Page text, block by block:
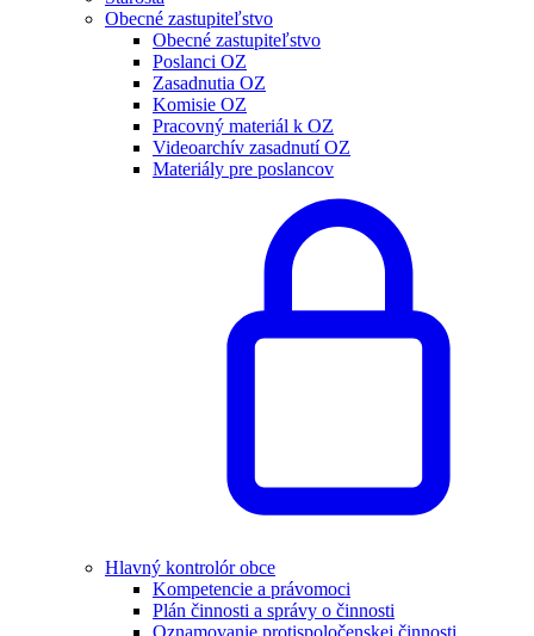
Obecné zastupiteľstvo
Obecné zastupiteľstvo
Poslanci OZ
Zasadnutia OZ
Komisie OZ
Pracovný materiál k OZ
Videoarchív zasadnutí OZ
Materiály pre poslancov
Hlavný kontrolór obce
Kompetencie a právomoci
Plán činnosti a správy o činnosti
Oznamovanie protispoločenskej činnosti